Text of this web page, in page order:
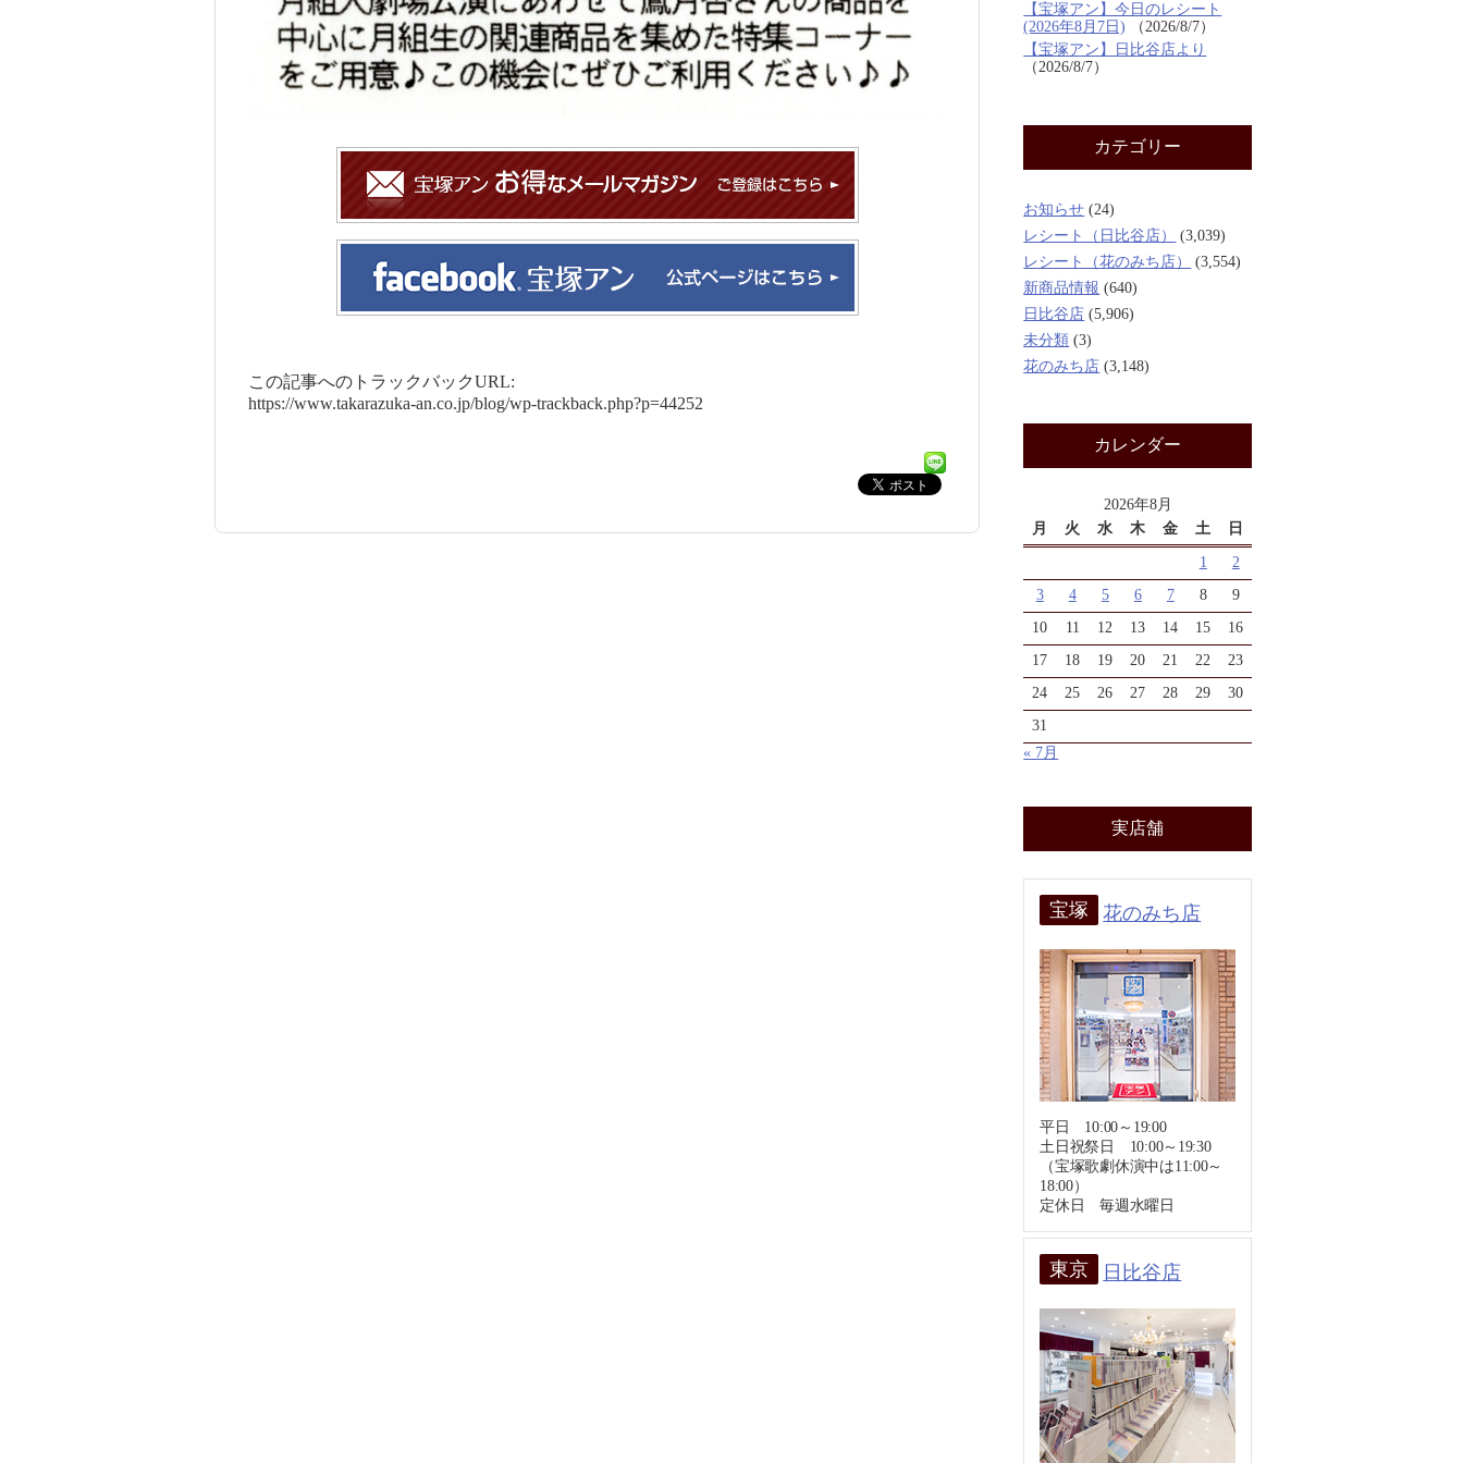
この記事へのトラックバックURL:
https://www.takarazuka-an.co.jp/blog/wp-trackback.php?p=44252
【宝塚アン】今日のレシート
(2026年8月7日)
2026/8/7
【宝塚アン】日比谷店より
2026/8/7
カテゴリー
お知らせ (24)
レシート（日比谷店）
(3,039)
レシート（花のみち店）
(3,554)
新商品情報 (640)
日比谷店 (5,906)
未分類 (3)
花のみち店 (3,148)
カレンダー
2026年8月
月
火 水 木 金 土 日
1
2
3
4 5 6 7 8
9
10
11 12 13 14 15
16
17
18 19 20 21 22
23
24
25 26 27 28 29
30
31
« 7月
実店舗
宝塚 花のみち店
平日 10:00～19:00
土日祝祭日 10:00～19:30
（宝塚歌劇休演中は11:00～
18:00）
定休日 毎週水曜日
東京 日比谷店